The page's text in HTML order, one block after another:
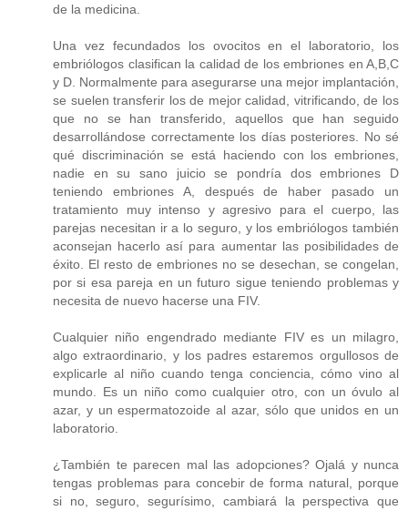
de la medicina.
Una vez fecundados los ovocitos en el laboratorio, los
embriólogos clasifican la calidad de los embriones en A,B,C
y D. Normalmente para asegurarse una mejor implantación,
se suelen transferir los de mejor calidad, vitrificando, de los
que no se han transferido, aquellos que han seguido
desarrollándose correctamente los días posteriores. No sé
qué discriminación se está haciendo con los embriones,
nadie en su sano juicio se pondría dos embriones D
teniendo embriones A, después de haber pasado un
tratamiento muy intenso y agresivo para el cuerpo, las
parejas necesitan ir a lo seguro, y los embriólogos también
aconsejan hacerlo así para aumentar las posibilidades de
éxito. El resto de embriones no se desechan, se congelan,
por si esa pareja en un futuro sigue teniendo problemas y
necesita de nuevo hacerse una FIV.
Cualquier niño engendrado mediante FIV es un milagro,
algo extraordinario, y los padres estaremos orgullosos de
explicarle al niño cuando tenga conciencia, cómo vino al
mundo. Es un niño como cualquier otro, con un óvulo al
azar, y un espermatozoide al azar, sólo que unidos en un
laboratorio.
¿También te parecen mal las adopciones? Ojalá y nunca
tengas problemas para concebir de forma natural, porque
si no, seguro, segurísimo, cambiará la perspectiva que